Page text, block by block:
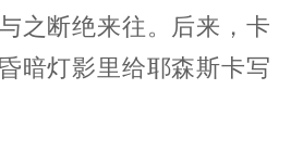
之断绝来往。后来，卡
暗灯影里给耶森斯卡写